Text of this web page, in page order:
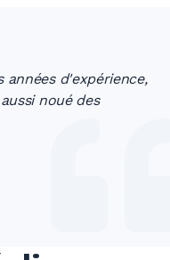
années d'expérience,
noué des